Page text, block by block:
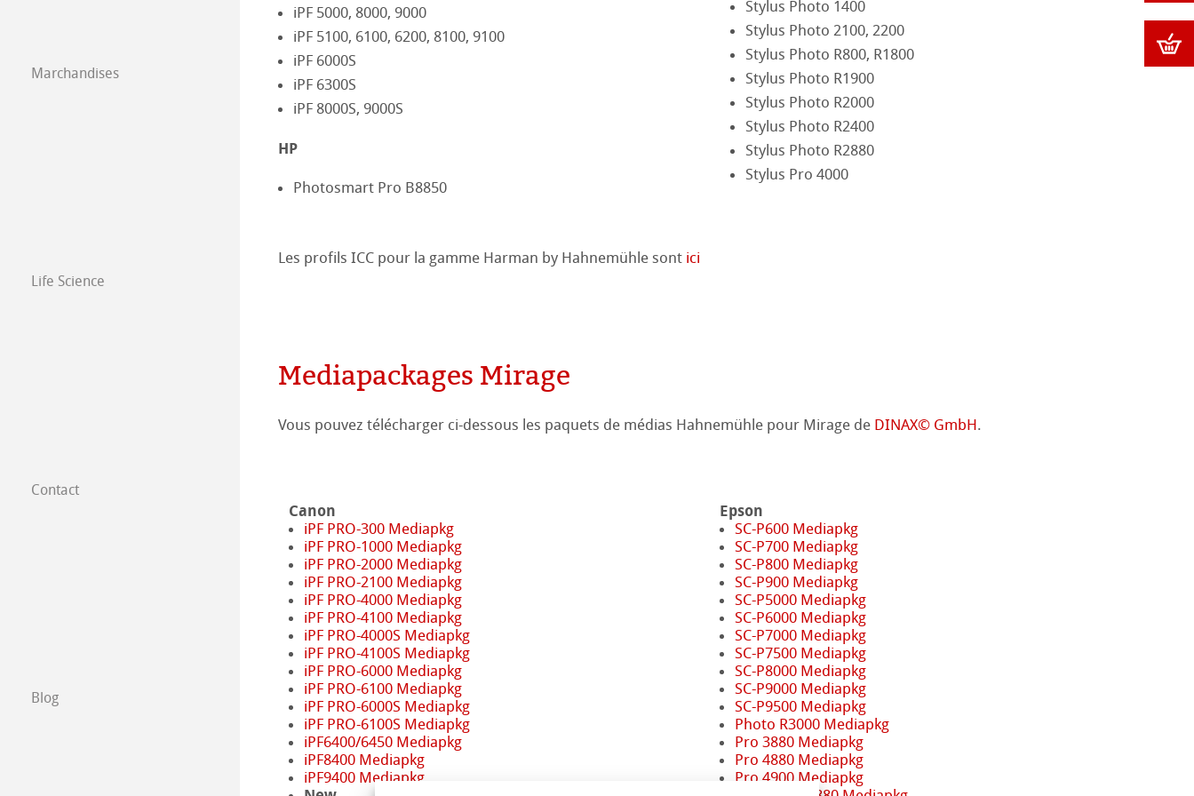
Papier isométric
Papier á dessin Stella
Co-Branding Produits
Illustrations 2018
Illustrations 2017
Illustrations 2016
Marchandises
Life Science
Contact
Trouver nos produits
B2B
Certified Studios
Ecrivez nous
Salons
Blog
iPF 5000, 8000, 9000
iPF 5100, 6100, 6200, 8100, 9100
iPF 6000S
iPF 6300S
iPF 8000S, 9000S
HP
Photosmart Pro B8850
Stylus Photo 1400
Stylus Photo 2100, 2200
Stylus Photo R800, R1800
Stylus Photo R1900
Stylus Photo R2000
Stylus Photo R2400
Stylus Photo R2880
Stylus Pro 4000
Les profils ICC pour la gamme Harman by Hahnemühle sont ici
Mediapackages Mirage
Vous pouvez télécharger ci-dessous les paquets de médias Hahnemühle pour Mirage de DINAX© GmbH.
Canon
iPF PRO-300 Mediapkg
iPF PRO-1000 Mediapkg
iPF PRO-2000 Mediapkg
iPF PRO-2100 Mediapkg
iPF PRO-4000 Mediapkg
iPF PRO-4100 Mediapkg
iPF PRO-4000S Mediapkg
iPF PRO-4100S Mediapkg
iPF PRO-6000 Mediapkg
iPF PRO-6100 Mediapkg
iPF PRO-6000S Mediapkg
iPF PRO-6100S Mediapkg
iPF6400/6450 Mediapkg
iPF8400 Mediapkg
iPF9400 Mediapkg
Epson
SC-P600 Mediapkg
SC-P700 Mediapkg
SC-P800 Mediapkg
SC-P900 Mediapkg
SC-P5000 Mediapkg
SC-P6000 Mediapkg
SC-P7000 Mediapkg
SC-P7500 Mediapkg
SC-P8000 Mediapkg
SC-P9000 Mediapkg
SC-P9500 Mediapkg
Photo R3000 Mediapkg
Pro 3880 Mediapkg
Pro 4880 Mediapkg
Pro 4900 Mediapkg